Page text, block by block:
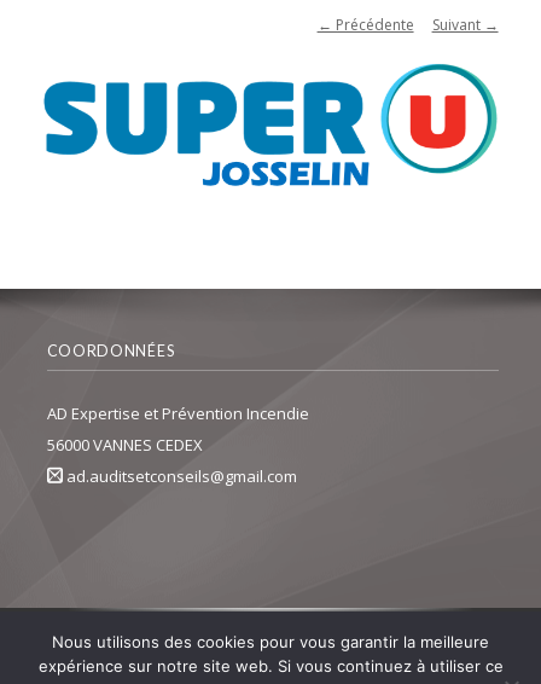
← Précédente Suivant →
COORDONNÉES
AD Expertise et Prévention Incendie
56000 VANNES CEDEX
ad.auditsetconseils@gmail.com
Nous utilisons des cookies pour vous garantir la meilleure
expérience sur notre site web. Si vous continuez à utiliser ce